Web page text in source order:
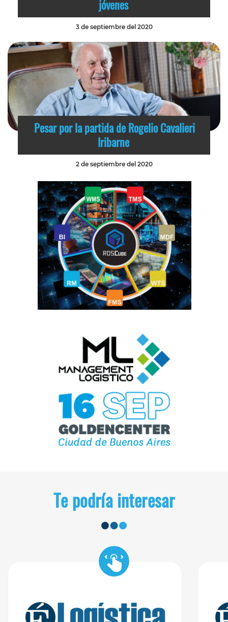
jóvenes
3 de septiembre del 2020
Pesar por la partida de Rogelio Cavalieri
Iribarne
2 de septiembre del 2020
Te podría interesar